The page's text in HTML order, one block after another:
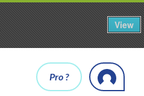
View
Pro ?